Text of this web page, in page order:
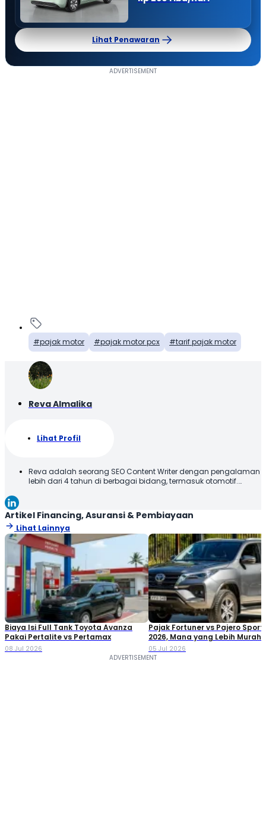
Lihat Penawaran
pajak motor pajak motor pcx tarif pajak motor
Reva Almalika
Lihat Profil
Reva adalah seorang SEO Content Writer dengan pengalaman
lebih dari 4 tahun di berbagai bidang, termasuk otomotif.
informatif, menarik, dan mudah dipahami oleh pembaca.
Artikel Financing, Asuransi & Pembiayaan
Lihat Lainnya
Biaya Isi Full Tank Toyota Avanza
Pakai Pertalite vs Pertamax
08 Jul 2026
Pajak Fortuner vs Pajero Sport
2026, Mana yang Lebih
Perbandingan Lengkapnya
05 Jul 2026